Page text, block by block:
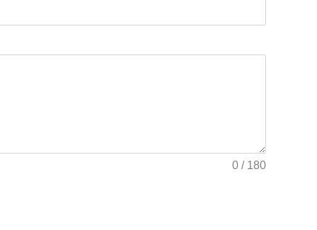
0 / 180